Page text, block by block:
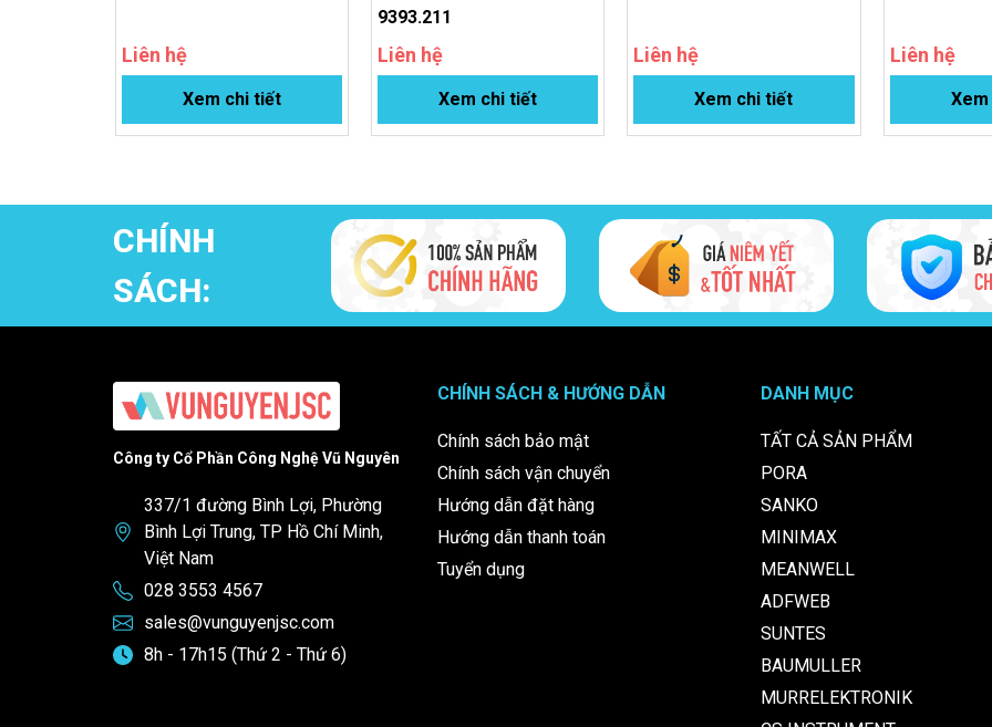
Khối lượng đồng/chiếc 7.224
Customs tariff number 85369010
ETIM 9 EC001900
Tại sao nên đặt hàng Rittal tại Vũ Nguyên JSC?
Hệ thống phân phối điện RittaltạiVũ Nguyên JSC, khách hàng hoàn toàn yên tâm về chất lượng và nguồn gốc
Cùng với chính sách bảo hành, dịch vụ hậu mãi tận tâm,
tâm trong mọi dự án.
Hotline: 028 3553 4567
Email:sales@vunguyenjsc.com
Liên hệ
Xem chi tiết
9393.211
Liên hệ
Xem chi tiết
Liên hệ
Xem chi tiết
Liên hệ
CHÍNH
SÁCH:
Công ty Cổ Phần Công Nghệ Vũ Nguyên
337/1 đường Bình Lợi, Phường
Bình Lợi Trung, TP Hồ Chí Minh,
Việt Nam
028 3553 4567
sales@vunguyenjsc.com
8h - 17h15 (Thứ 2 - Thứ 6)
CHÍNH SÁCH & HƯỚNG DẪN
Chính sách bảo mật
Chính sách vận chuyển
Hướng dẫn đặt hàng
Hướng dẫn thanh toán
Tuyển dụng
DANH MỤC
TẤT CẢ SẢN PHẨM
PORA
SANKO
MINIMAX
MEANWELL
ADFWEB
SUNTES
BAUMULLER
MURRELEKTRONIK